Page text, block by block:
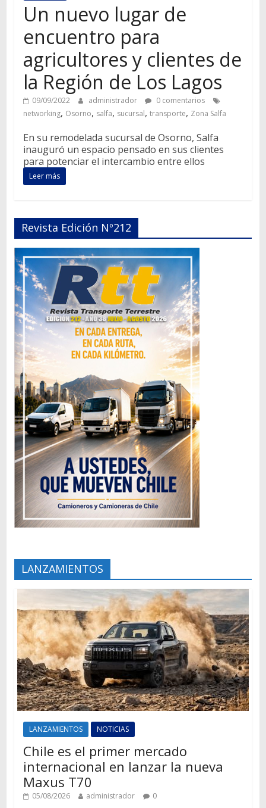
Un nuevo lugar de
encuentro para
agricultores y clientes de
la Región de Los Lagos
09/09/2022 administrador
0 comentarios
networking, Osorno, salfa, sucursal, transporte, Zona Salfa
En su remodelada sucursal de Osorno, Salfa
inauguró un espacio pensado en sus clientes
para potenciar el intercambio entre ellos
Leer más
Revista Edición Nº212
LANZAMIENTOS
LANZAMIENTOS NOTICIAS
Chile es el primer mercado
internacional en lanzar la nueva
Maxus T70
05/08/2026 administrador 0